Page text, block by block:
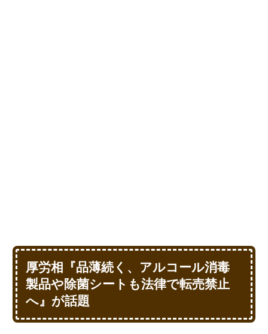
厚労相『品薄続く、アルコール消毒
製品や除菌シートも法律で転売禁止
へ』が話題